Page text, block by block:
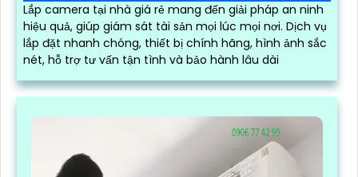
Lắp camera tại nhà giá rẻ mang đến giải pháp an ninh
hiệu quả, giúp giám sát tài sản mọi lúc mọi nơi. Dịch vụ
lắp đặt nhanh chóng, thiết bị chính hãng, hình ảnh sắc
nét, hỗ trợ tư vấn tận tình và bảo hành lâu dài